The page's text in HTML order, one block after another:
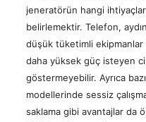
jeneratörün hangi
belirlemektir. Telefon,
düşük tüketimli
daha yüksek güç isteyen
göstermeyebilir. Ayrıca
modellerinde sessiz
saklama gibi avantajlar da